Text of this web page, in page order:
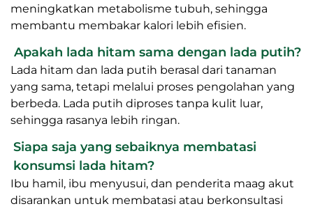
meningkatkan metabolisme tubuh, sehingga
membantu membakar kalori lebih efisien.
Apakah lada hitam sama dengan lada putih?
Lada hitam dan lada putih berasal dari tanaman
yang sama, tetapi melalui proses pengolahan yang
berbeda. Lada putih diproses tanpa kulit luar,
sehingga rasanya lebih ringan.
Siapa saja yang sebaiknya membatasi
konsumsi lada hitam?
Ibu hamil, ibu menyusui, dan penderita maag akut
disarankan untuk membatasi atau berkonsultasi